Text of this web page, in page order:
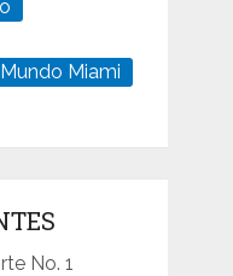
Miami
No. 1